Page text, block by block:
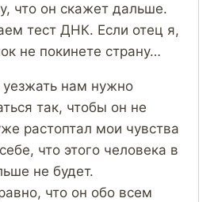
что он скажет дальше.
тест ДНК. Если отец я,
не покинете страну…
нам нужно
так, чтобы он не
растоптал мои чувства
что этого человека в
не будет.
что он обо всем